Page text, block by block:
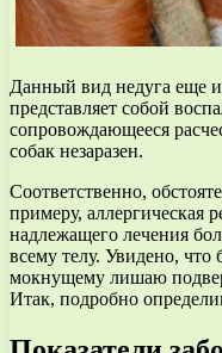
Данный вид недуга еще
представляет собой
сопровождающееся
собак незаразен.
Соответственно,
примеру, аллергическая
надлежащего лечения
всему телу. Увидено,
мокнущему лишаю
Итак, подробно